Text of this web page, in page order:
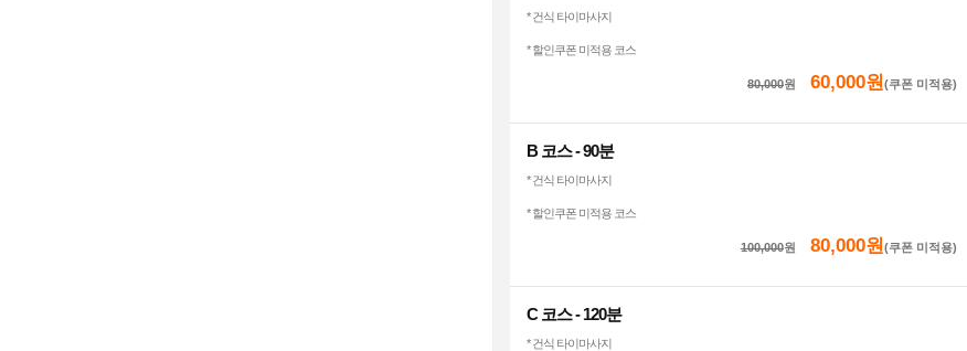
* 건식 타이마사지
* 할인쿠폰 미적용 코스
80,000원 60,000원 (쿠폰 미적용)
B 코스 - 90분
* 건식 타이마사지
* 할인쿠폰 미적용 코스
100,000원 80,000원 (쿠폰 미적용)
C 코스 - 120분
* 건식 타이마사지